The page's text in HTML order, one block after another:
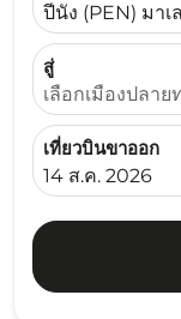
ปีนัง (PEN) มาเ
สู่
เลือกเมืองปลาย
เที่ยวบินขาออก
fc-booking-
14 ส.ค. 2026